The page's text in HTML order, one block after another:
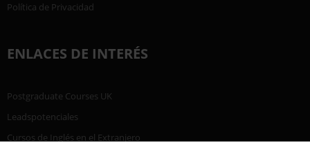
Política de Privacidad
ENLACES DE INTERÉS
Postgraduate Courses UK
Leadspotenciales
Cursos de Inglés en el Extranjero